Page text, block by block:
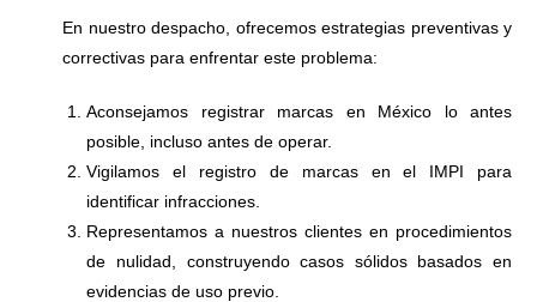
En nuestro despacho, ofrecemos estrategias preventivas y
correctivas para enfrentar este problema:
Aconsejamos registrar marcas en México lo antes
posible, incluso antes de operar.
Vigilamos el registro de marcas en el IMPI para
identificar infracciones.
Representamos a nuestros clientes en procedimientos
de nulidad, construyendo casos sólidos basados en
evidencias de uso previo.